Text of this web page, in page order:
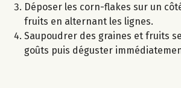
Déposer les corn-flakes sur un
fruits en alternant les lignes.
Saupoudrer des graines et fruits
goûts puis déguster